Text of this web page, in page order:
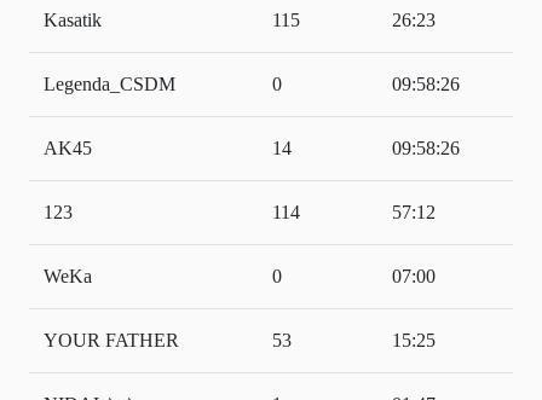
Kasatik 115 26:23
Legenda_CSDM 0 09:58:26
AK45 14 09:58:26
123 114 57:12
WeKa 0 07:00
YOUR FATHER 53 15:25